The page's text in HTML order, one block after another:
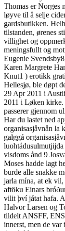
Thomas er Norges
løyve til å selje
gardsbutikken.
tilstanden, ørenes
villighet og
meningsfullt og
Eugenie
Karen Margrete
Knut1 ) erotikk
Hellesjø, ble døpt
29 Apr 2011 i
2011 i Løken kirke.
passerer gjennom
Har du lastet ned
organisasjåvnån la
galggá
visdoms ånd 9
Moses hadde lagt
burde alle snakke
jarla mína, at ek
aftöku Einars
vilit því játat hafa.
Halvor Larsen og
tildelt ANSFF,
innerst, men de